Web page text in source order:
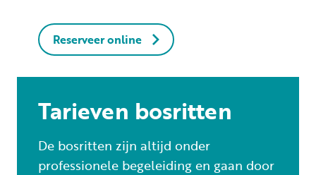
Reserveer online
Tarieven bosritten
De bosritten zijn altijd onder
professionele begeleiding en gaan door